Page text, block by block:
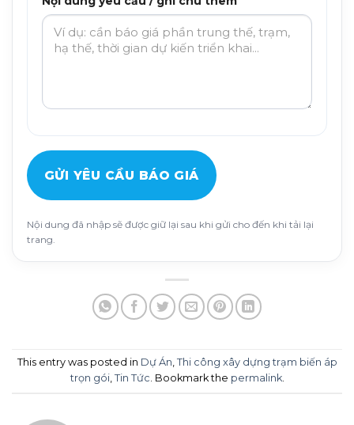
GỬI YÊU CẦU BÁO GIÁ
Nội dung đã nhập sẽ được giữ lại sau khi gửi cho đến khi tải lại
trang.
This entry was posted in Dự Án, Thi công xây dựng trạm biến áp
trọn gói, Tin Tức. Bookmark the permalink.